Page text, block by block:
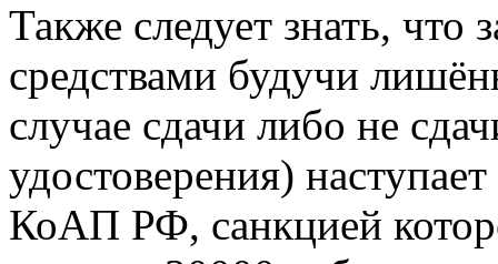
Также следует знать, что
средствами будучи
случае сдачи либо не
удостоверения)
КоАП РФ, санкцией